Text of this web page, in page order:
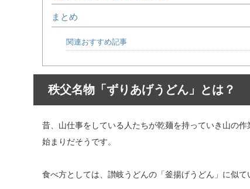
まとめ
関連おすすめ記事
秩父名物「ずりあげうどん」とは？
昔、山仕事をしている人たちが乾麺を持っていき山の
始まりだそうです。
食べ方としては、讃岐うどんの「釜揚げうどん」に似て